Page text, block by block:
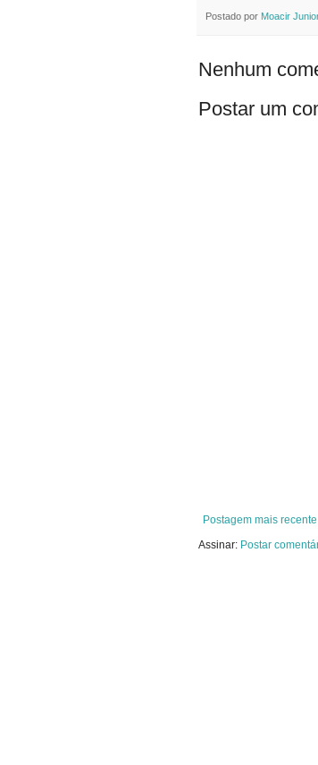
Postado por Moacir
Nenhum
Postar um
Postagem mais recente
Assinar: Postar